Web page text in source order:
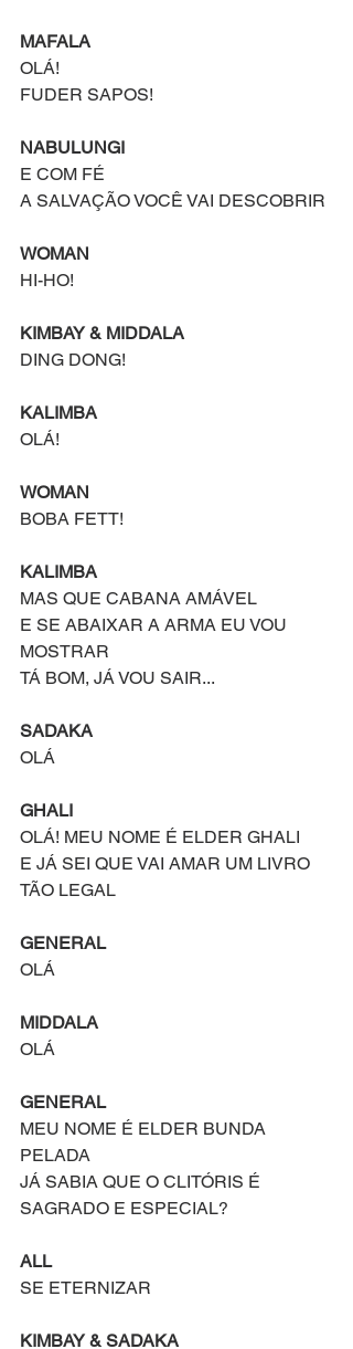
MAFALA
OLÁ!
FUDER SAPOS!
NABULUNGI
E COM FÉ
A SALVAÇÃO VOCÊ VAI DESCOBRIR
WOMAN
HI-HO!
KIMBAY & MIDDALA
DING DONG!
KALIMBA
OLÁ!
WOMAN
BOBA FETT!
KALIMBA
MAS QUE CABANA AMÁVEL
E SE ABAIXAR A ARMA EU VOU
MOSTRAR
TÁ BOM, JÁ VOU SAIR...
SADAKA
OLÁ
GHALI
OLÁ! MEU NOME É ELDER GHALI
E JÁ SEI QUE VAI AMAR UM LIVRO
TÃO LEGAL
GENERAL
OLÁ
MIDDALA
OLÁ
GENERAL
MEU NOME É ELDER BUNDA
PELADA
JÁ SABIA QUE O CLITÓRIS É
SAGRADO E ESPECIAL?
ALL
SE ETERNIZAR
KIMBAY & SADAKA